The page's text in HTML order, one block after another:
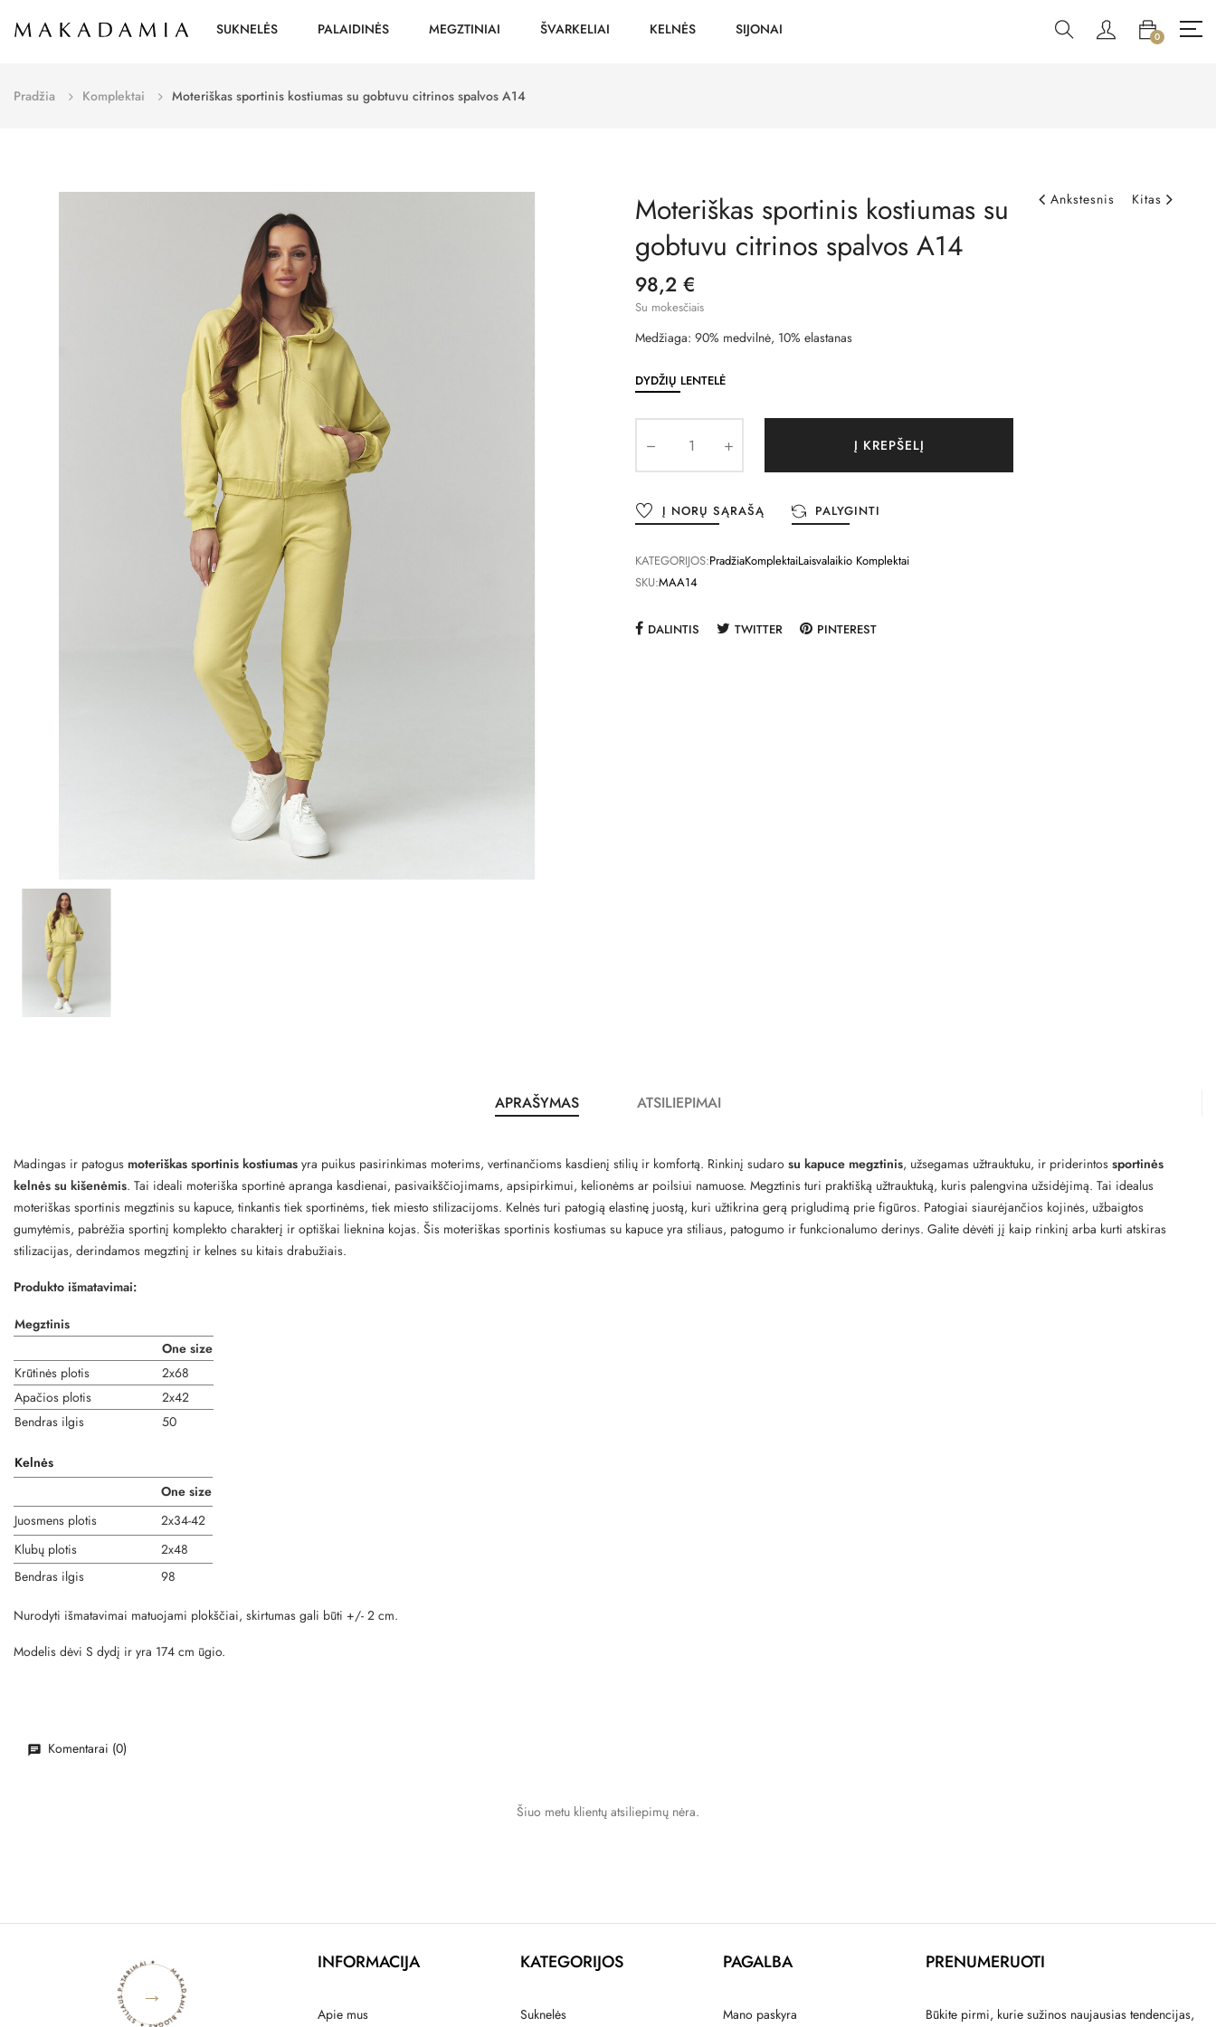
SUKNELĖS PALAIDINĖS MEGZTINIAI ŠVARKELIAI KELNĖS SIJONAI 0
Pradžia Komplektai Moteriškas sportinis kostiumas su gobtuvu citrinos spalvos A14
Ankstesnis Kitas
Moteriškas sportinis kostiumas su
gobtuvu citrinos spalvos A14
98,2 €
Su mokesčiais
Medžiaga: 90% medvilnė, 10% elastanas
DYDŽIŲ LENTELĖ
Į KREPŠELĮ
Į NORŲ SĄRAŠĄ PALYGINTI
KATEGORIJOS:PradžiaKomplektaiLaisvalaikio Komplektai
SKU:MAA14
DALINTIS TWITTER PINTEREST
APRAŠYMAS ATSILIEPIMAI
Madingas ir patogus moteriškas sportinis kostiumas yra puikus pasirinkimas moterims, vertinančioms kasdienį stilių ir komfortą. Rinkinį sudaro su kapuce megztinis, užsegamas užtrauktuku, ir priderintos sportinės
kelnės su kišenėmis. Tai ideali moteriška sportinė apranga kasdienai, pasivaikščiojimams, apsipirkimui, kelionėms ar poilsiui namuose. Megztinis turi praktišką užtrauktuką, kuris palengvina užsidėjimą. Tai idealus
moteriškas sportinis megztinis su kapuce, tinkantis tiek sportinėms, tiek miesto stilizacijoms. Kelnės turi patogią elastinę juostą, kuri užtikrina gerą prigludimą prie figūros. Patogiai siaurėjančios kojinės, užbaigtos
gumytėmis, pabrėžia sportinį komplekto charakterį ir optiškai lieknina kojas. Šis moteriškas sportinis kostiumas su kapuce yra stiliaus, patogumo ir funkcionalumo derinys. Galite dėvėti jį kaip rinkinį arba kurti atskiras
stilizacijas, derindamos megztinį ir kelnes su kitais drabužiais.
Produkto išmatavimai:
Megztinis
One size
Krūtinės plotis
2x68
Apačios plotis
2x42
Bendras ilgis
50
Kelnės
One size
Juosmens plotis
2x34-42
Klubų plotis
2x48
Bendras ilgis
98
Nurodyti išmatavimai matuojami plokščiai, skirtumas gali būti +/- 2 cm.
Modelis dėvi S dydį ir yra 174 cm ūgio.
Komentarai (0)
Šiuo metu klientų atsiliepimų nėra.
MAKADAMIA BLOGAS ✦ STILIAUS PATARIMAI ✦
→
INFORMACIJA
Apie mus
KATEGORIJOS
Suknelės
PAGALBA
Mano paskyra
PRENUMERUOTI
Būkite pirmi, kurie sužinos naujausias tendencijas,